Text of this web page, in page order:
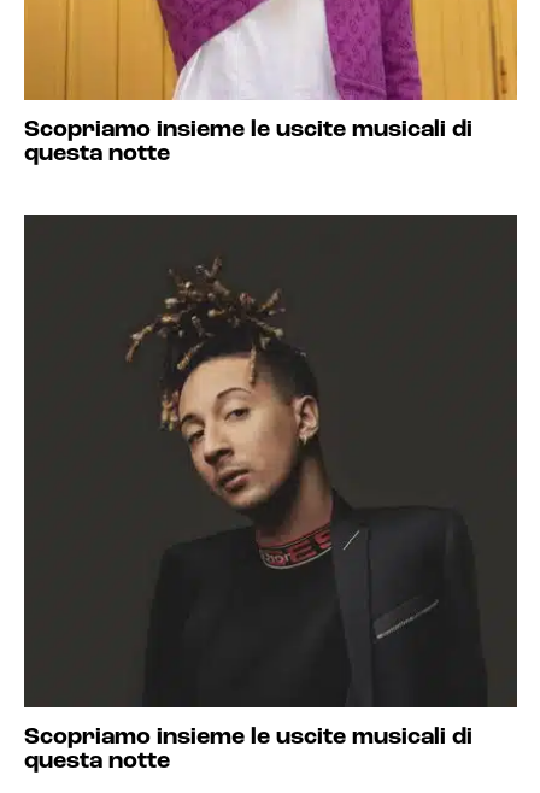
Scopriamo insieme le uscite musicali di
questa notte
Scopriamo insieme le uscite musicali di
questa notte